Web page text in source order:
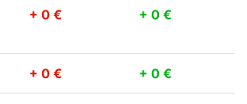
+ 0 € + 0 €
+ 0 € + 0 €